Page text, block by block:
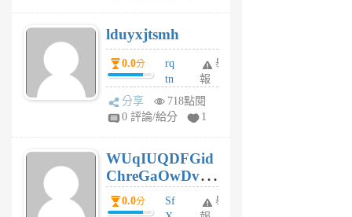
月
前
lduyxjtsmh
0.0分
rq
tn
jt
gl
個
月
前
舉
報
分享
718點閱
0 評論/給分
1
WUqIUQDFGid
ChreGaOwDv
dY0.0分
Sf
舉